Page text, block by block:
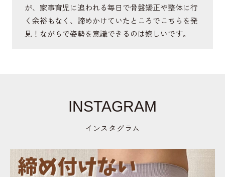
が、家事育児に追われる毎日で骨盤矯正や整体に行
く余裕もなく、諦めかけていたところでこちらを発
見！ながらで姿勢を意識できるのは嬉しいです。
INSTAGRAM
インスタグラム